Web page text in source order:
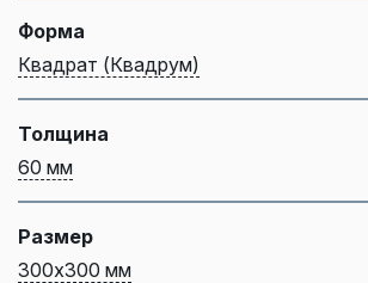
Форма
Квадрат (Квадрум)
Толщина
60 мм
Размер
300х300 мм